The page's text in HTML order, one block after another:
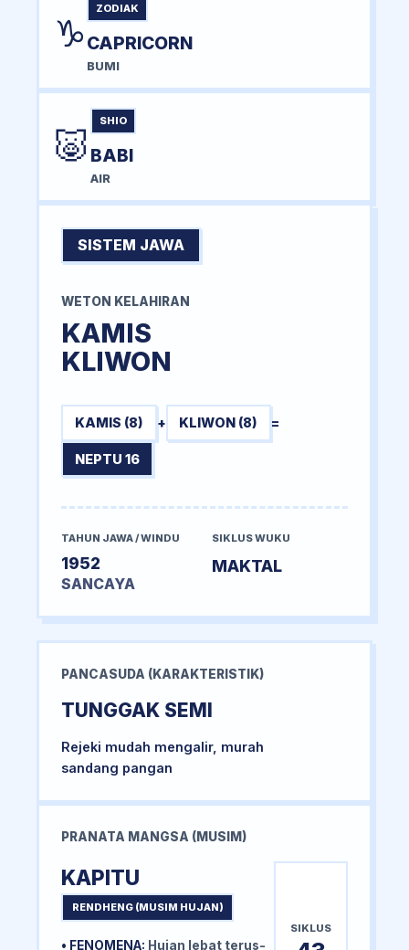
♑
ZODIAK
CAPRICORN
BUMI
🐷
SHIO
BABI
AIR
SISTEM JAWA
WETON KELAHIRAN
KAMIS
KLIWON
KAMIS (8) + KLIWON (8) =
NEPTU 16
TAHUN JAWA / WINDU
1952
SANCAYA
SIKLUS WUKU
MAKTAL
PANCASUDA (KARAKTERISTIK)
TUNGGAK SEMI
Rejeki mudah mengalir, murah
sandang pangan
PRANATA MANGSA (MUSIM)
KAPITU
RENDHENG (MUSIM HUJAN)
• FENOMENA: Hujan lebat terus-
SIKLUS